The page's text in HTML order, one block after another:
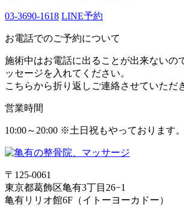
03-3690-1618 LINE予約
お電話でのご予約について
施術中はお電話に出ることが出来ないの
ッセージを入れてください。
こちらから折り返しご連絡させていただ
営業時間
10:00～20:00 ※土日祝もやっております
〒125-0061
東京都葛飾区亀有3丁目26−1
亀有リリオ館6F（イトーヨーカドー）